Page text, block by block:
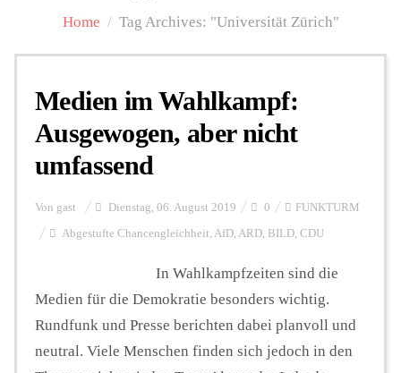
Personalien
Hintergrund
FUNKTURM-Beiträge
Podcast
Home / Tag Archives: "Universität Zürich"
Medien im Wahlkampf:
Ausgewogen, aber nicht
umfassend
Von gast Dienstag, 06. August 2019 0 FUNKTURM
Abgestufte Chancengleichheit, AfD, ARD, BILD, CDU
In Wahlkampfzeiten sind die
Medien für die Demokratie besonders wichtig.
Rundfunk und Presse berichten dabei planvoll und
neutral. Viele Menschen finden sich jedoch in den